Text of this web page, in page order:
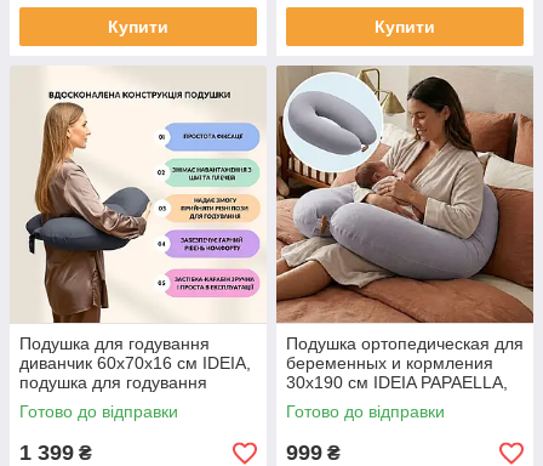
Купити Купити
Подушка для годування
диванчик 60х70х16 см IDEIA,
подушка для годування
трикотаж антиалергенна
Готово до відправки
1 399 ₴
Подушка ортопедическая для
беременных и кормления
30х190 см IDEIA PAPAELLA,
гипоаллергенная
Готово до відправки
999 ₴